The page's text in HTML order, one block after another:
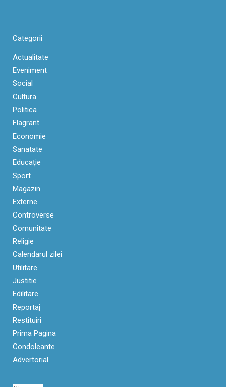
Categorii
Actualitate
Eveniment
Social
Cultura
Politica
Flagrant
Economie
Sanatate
Educaţie
Sport
Magazin
Externe
Controverse
Comunitate
Religie
Calendarul zilei
Utilitare
Justitie
Edilitare
Reportaj
Restituiri
Prima Pagina
Condoleante
Advertorial